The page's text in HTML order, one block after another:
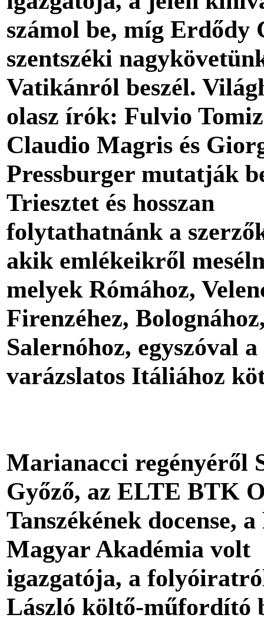
számol be, míg Erdődy
szentszéki
Vatikánról beszél.
olasz írók: Fulvio
Claudio Magris és
Pressburger mutatják
Triesztet és hosszan
folytathatnánk a
akik emlékeikről
melyek Rómához,
Firenzéhez,
Salernóhoz, egyszóval a
varázslatos Itáliához
Marianacci regényéről
Győző, az ELTE BTK
Tanszékének docense,
Magyar Akadémia volt
igazgatója, a
László költő-műfordító